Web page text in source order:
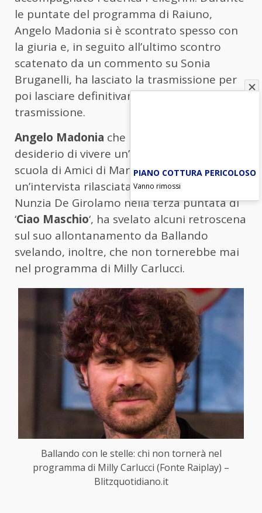
le puntate del programma di Raiuno,
Angelo Madonia si è scontrato spesso con
la giuria e, in seguito all’ultimo scontro
scatenato da un commento su Sonia
Bruganelli, ha lasciato la trasmissione per
poi lasciare definitivamente la
trasmissione.
Angelo Madonia che non ha nascosto il
desiderio di vivere un’esperienza nella
scuola di Amici di Maria De Filippi, in
un’intervista rilasciata ai microfoni di
Nunzia De Girolamo nella terza puntata di
‘Ciao Maschio‘, ha svelato alcuni retroscena
sul suo allontanamento da Ballando
svelando, inoltre, che non tornerebbe mai
nel programma di Milly Carlucci.
Ballando con le stelle: chi non tornerà nel
programma di Milly Carlucci (Fonte Raiplay) –
Blitzquotidiano.it
PIANO COTTURA PERICOLOSO
Vanno rimossi